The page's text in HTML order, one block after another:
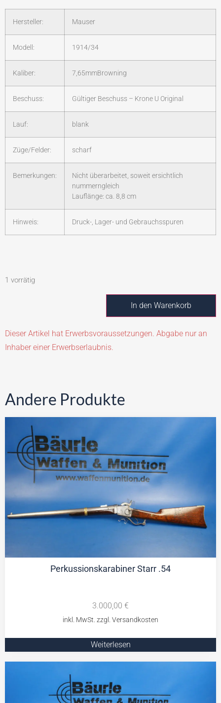
Hersteller: Mauser
Modell: 1914/34
Kaliber: 7,65mmBrowning
Beschuss: Gültiger Beschuss – Krone U Original
Lauf: blank
Züge/Felder: scharf
Bemerkungen:
Nicht überarbeitet, soweit ersichtlich
nummerngleich
Lauflänge: ca. 8,8 cm
Hinweis: Druck-, Lager- und Gebrauchsspuren
1 vorrätig
In den Warenkorb
Dieser Artikel hat Erwerbsvoraussetzungen. Abgabe nur an
Inhaber einer Erwerbserlaubnis.
Andere Produkte
Perkussionskarabiner Starr .54
3.000,00 €
Weiterlesen